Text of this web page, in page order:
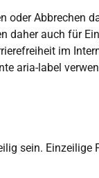
oder Abbrechen
daher auch für
im
aria-label
sein. Einzeilige